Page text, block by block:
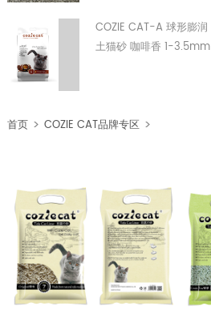
COZIE CAT-A 球形膨润
土猫砂 咖啡香 1-3.5mm
首页> COZIE CAT品牌专区>